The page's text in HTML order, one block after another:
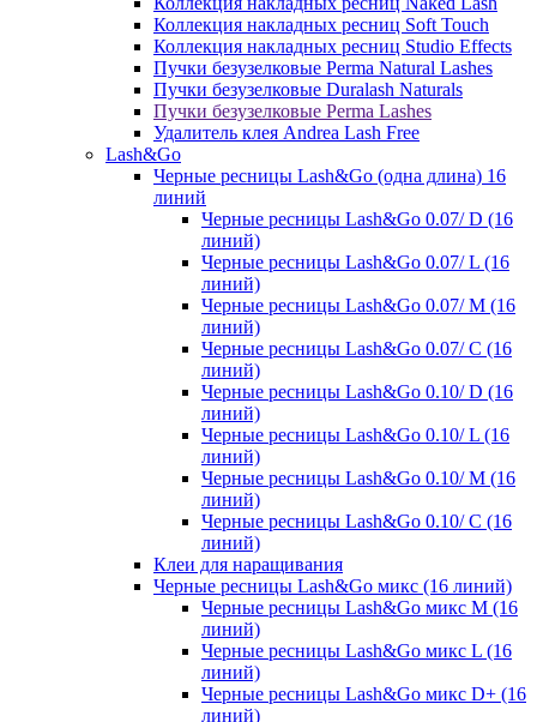
Коллекция накладных ресниц Soft Touch
Коллекция накладных ресниц Studio Effects
Пучки безузелковые Perma Natural Lashes
Пучки безузелковые Duralash Naturals
Пучки безузелковые Perma Lashes
Удалитель клея Andrea Lash Free
Lash&Go
Черные ресницы Lash&Go (одна длина) 16
линий
Черные ресницы Lash&Go 0.07/ D (16
линий)
Черные ресницы Lash&Go 0.07/ L (16
линий)
Черные ресницы Lash&Go 0.07/ М (16
линий)
Черные ресницы Lash&Go 0.07/ С (16
линий)
Черные ресницы Lash&Go 0.10/ D (16
линий)
Черные ресницы Lash&Go 0.10/ L (16
линий)
Черные ресницы Lash&Go 0.10/ М (16
линий)
Черные ресницы Lash&Go 0.10/ С (16
линий)
Клеи для наращивания
Черные ресницы Lash&Go микс (16 линий)
Черные ресницы Lash&Go микс M (16
линий)
Черные ресницы Lash&Go микс L (16
линий)
Черные ресницы Lash&Go микс D+ (16
линий)